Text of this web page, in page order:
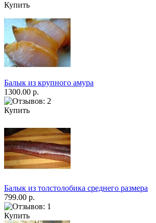
Купить
Балык из крупного амура
1300.00 р.
Купить
Балык из толстолобика среднего размера
799.00 р.
Купить